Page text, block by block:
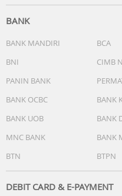
Hitam
Merah
Paket termasuk :
1x Gembok Kunci Sidik
1x Panduan Pengguna /
Bahan : Zinc Alloy
Mode Penguncian : Kunci
Jumlah Sidik Jari Yang Di
BANK
BANK MANDIRI BCA
BNI
CIMB
PANIN BANK
BANK OCBC
BANK
BANK UOB
BANK
MNC BANK
BANK
BTN
BTPN
DEBIT CARD & E-PAYMENT